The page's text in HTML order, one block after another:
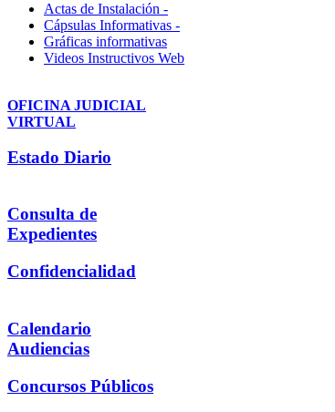
Actas de Instalación -
Cápsulas Informativas -
Gráficas informativas
Videos Instructivos Web
OFICINA JUDICIAL
VIRTUAL
Estado Diario
Consulta de
Expedientes
Confidencialidad
Calendario
Audiencias
Concursos Públicos